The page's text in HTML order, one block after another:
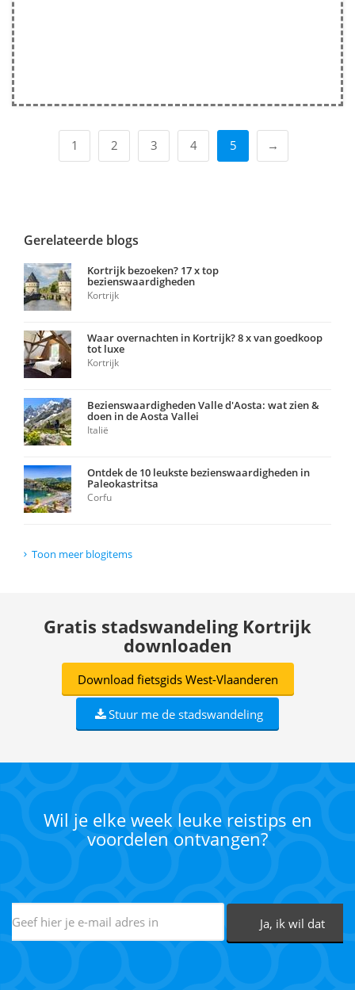
1 2 3 4 5 →
Gerelateerde blogs
Kortrijk bezoeken? 17 x top
bezienswaardigheden
Kortrijk
Waar overnachten in Kortrijk? 8 x van goedkoop
tot luxe
Kortrijk
Bezienswaardigheden Valle d'Aosta: wat zien &
doen in de Aosta Vallei
Italië
Ontdek de 10 leukste bezienswaardigheden in
Paleokastritsa
Corfu
Toon meer blogitems
Gratis stadswandeling Kortrijk
downloaden
Download fietsgids West-Vlaanderen
Stuur me de stadswandeling
Wil je elke week leuke reistips en
voordelen ontvangen?